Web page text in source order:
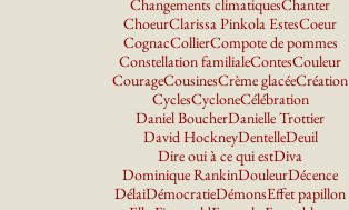
Changements climatiquesChanter
ChoeurClarissa Pinkola EstesCoeur
CognacCollierCompote de pommes
Constellation familialeContesCouleur
CourageCousinesCrème glacéeCréation
CyclesCycloneCélébration
Daniel BoucherDanielle Trottier
David HockneyDentelleDeuil
Dire oui à ce qui estDiva
Dominique RankinDouleurDécence
DélaiDémocratieDémonsEffet papillon